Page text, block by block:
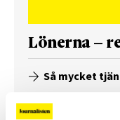
Lönerna –
Så mycket